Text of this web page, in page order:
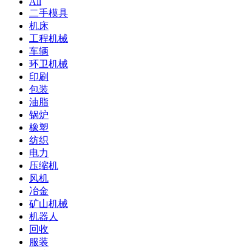
二手模具
机床
工程机械
车辆
环卫机械
印刷
包装
油脂
锅炉
橡塑
纺织
电力
压缩机
风机
冶金
矿山机械
机器人
回收
服装